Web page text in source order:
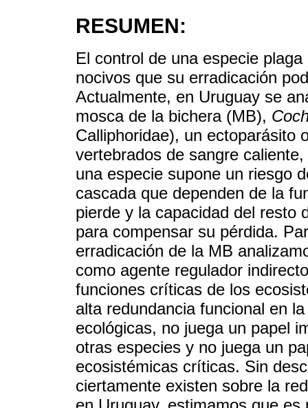
RESUMEN:
El control de una especie
nocivos que su erradicación
Actualmente, en Uruguay se
mosca de la bichera (MB),
Calliphoridae), un ectoparásito
vertebrados de sangre
una especie supone un riesgo
cascada que dependen de la
pierde y la capacidad del resto
para compensar su pérdida.
erradicación de la MB
como agente regulador
funciones críticas de los
alta redundancia funcional en
ecológicas, no juega un papel
otras especies y no juega un
ecosistémicas críticas. Sin
ciertamente existen sobre la